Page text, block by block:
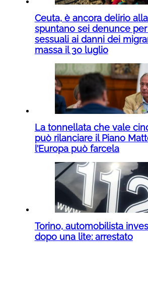
Ceuta, è ancora delirio
spuntano sei denunce
sessuali ai danni dei
massa il 30 luglio
La tonnellata che vale
può rilanciare il Piano
l’Europa può farcela
Torino, automobilista
dopo una lite: arrestato